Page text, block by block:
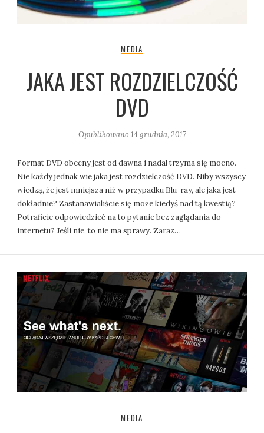
MEDIA
JAKA JEST ROZDZIELCZOŚĆ
DVD
Opublikowano 14 grudnia, 2017
Format DVD obecny jest od dawna i nadal trzyma się mocno.
Nie każdy jednak wie jaka jest rozdzielczość DVD. Niby wszyscy
wiedzą, że jest mniejsza niż w przypadku Blu-ray, ale jaka jest
dokładnie? Zastanawialiście się może kiedyś nad tą kwestią?
Potraficie odpowiedzieć na to pytanie bez zaglądania do
internetu? Jeśli nie, to nie ma sprawy. Zaraz…
MEDIA